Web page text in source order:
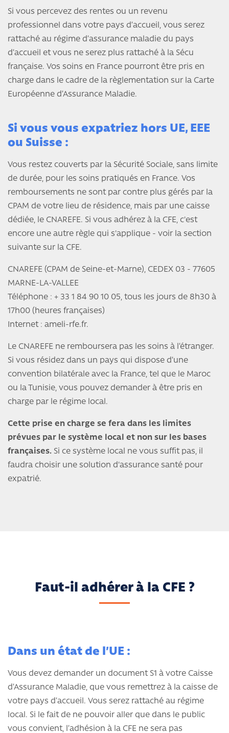
Si vous percevez des rentes ou un revenu
professionnel dans votre pays d’accueil, vous serez
rattaché au régime d’assurance maladie du pays
d’accueil et vous ne serez plus rattaché à la Sécu
française. Vos soins en France pourront être pris en
charge dans le cadre de la règlementation sur la Carte
Européenne d’Assurance Maladie.
Si vous vous expatriez hors UE, EEE
ou Suisse :
Vous restez couverts par la Sécurité Sociale, sans limite
de durée, pour les soins pratiqués en France. Vos
remboursements ne sont par contre plus gérés par la
CPAM de votre lieu de résidence, mais par une caisse
dédiée, le CNAREFE. Si vous adhérez à la CFE, c'est
encore une autre règle qui s'applique - voir la section
suivante sur la CFE.
CNAREFE (CPAM de Seine-et-Marne), CEDEX 03 - 77605
MARNE-LA-VALLEE
Téléphone : + 33 1 84 90 10 05, tous les jours de 8h30 à
17h00 (heures françaises)
Internet : ameli-rfe.fr.
Le CNAREFE ne remboursera pas les soins à l’étranger.
Si vous résidez dans un pays qui dispose d’une
convention bilatérale avec la France, tel que le Maroc
ou la Tunisie, vous pouvez demander à être pris en
charge par le régime local.
Cette prise en charge se fera dans les limites
prévues par le système local et non sur les bases
françaises. Si ce système local ne vous suffit pas, il
faudra choisir une solution d'assurance santé pour
expatrié.
Faut-il adhérer à la CFE ?
Dans un état de l’UE :
Vous devez demander un document S1 à votre Caisse
d’Assurance Maladie, que vous remettrez à la caisse de
votre pays d’accueil. Vous serez rattaché au régime
local. Si le fait de ne pouvoir aller que dans le public
vous convient, l’adhésion à la CFE ne sera pas